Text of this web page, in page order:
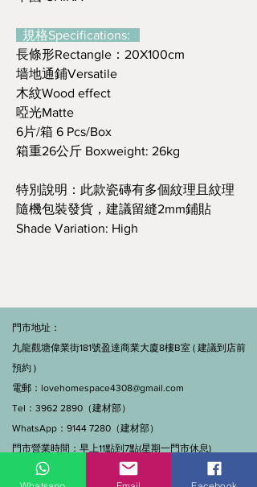
規格Specifications:
長條形Rectangle：20X100cm
墙地通鋪Versatile
木紋Wood effect
啞光Matte
6片/箱 6 Pcs/Box
箱重26公斤 Boxweight: 26kg
特別說明：此款瓷磚有多個紋理且紋理
隨機包裝發貨，建議留縫2mm鋪貼
Shade Variation: High
門市地址：
九龍觀塘偉業街181號盈達商業大廈8樓B室 ( 建議到店前
預約 )
電郵： lovehomespace4308@gmail.com
Tel：3962 2890（建材部）
WhatsApp：9144 7280（建材部）
門市營業時間：早上11點到7點(星期一門市休息)
線上及電話查詢：9:00-18:00（假日照常）。